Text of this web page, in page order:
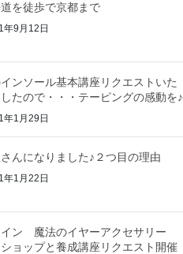
道を徒歩で京都まで
年9月12日
ンソール基本講座リクエストいた
たので・・・テーピングの感動を♪
年1月29日
んになりました♪２つ目の理由
年1月22日
イン 魔法のイヤーアクセサリー
ョップと養成講座リクエスト開催